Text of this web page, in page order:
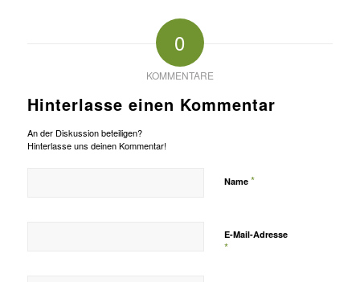
0
KOMMENTARE
Hinterlasse einen Kommentar
An der Diskussion beteiligen?
Hinterlasse uns deinen Kommentar!
Name *
E-Mail-Adresse
*